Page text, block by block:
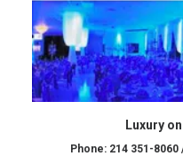
Luxury
Phone: 214 351-